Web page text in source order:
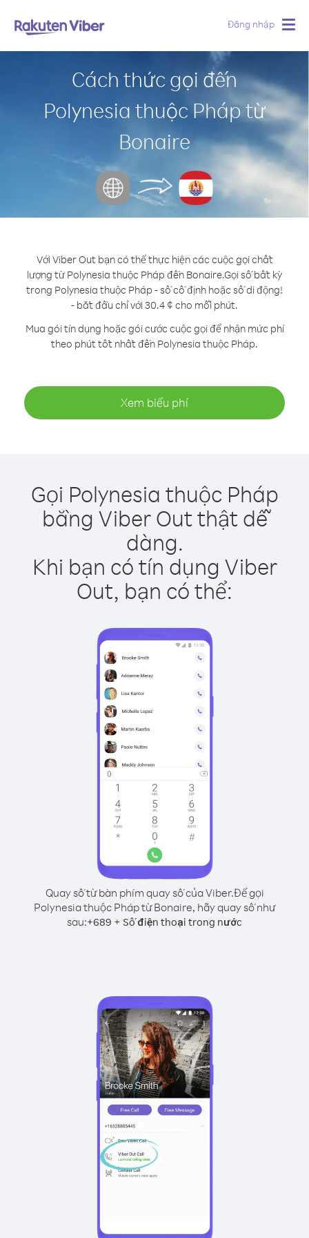
Đăng nhập
Cách thức gọi đến
Polynesia thuộc Pháp từ
Bonaire
Với Viber Out bạn có thể thực hiện các cuộc gọi chất
lượng từ Polynesia thuộc Pháp đến Bonaire.Gọi số bất kỳ
trong Polynesia thuộc Pháp - số cố định hoặc số di động!
- bắt đầu chỉ với 30.4 ¢ cho mỗi phút.
Mua gói tín dụng hoặc gói cước cuộc gọi để nhận mức phí
theo phút tốt nhất đến Polynesia thuộc Pháp.
Xem biểu phí
Gọi Polynesia thuộc Pháp
bằng Viber Out thật dễ
dàng.
Khi bạn có tín dụng Viber
Out, bạn có thể:
Quay số từ bàn phím quay số của Viber.Để gọi
Polynesia thuộc Pháp từ Bonaire, hãy quay số như
sau:+689 + Số điện thoại trong nước